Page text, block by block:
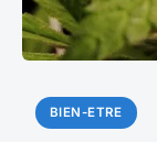
BIEN-ETRE